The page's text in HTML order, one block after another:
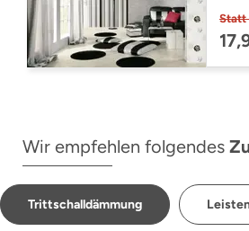
Statt
Wir empfehlen folgendes
Trittschalldämmung